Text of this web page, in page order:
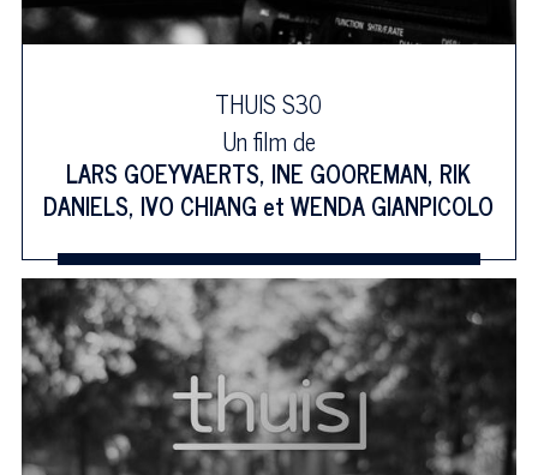
THUIS S30
Un film de
LARS GOEYVAERTS, INE GOOREMAN, RIK
DANIELS, IVO CHIANG etWENDA GIANPICOLO